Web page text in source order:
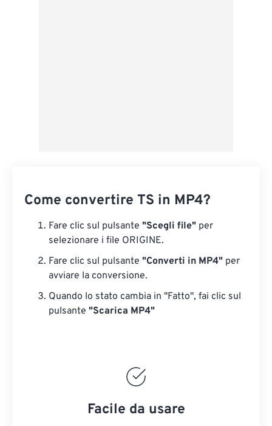
Come convertire TS in MP4?
Fare clic sul pulsante "Scegli file" per
selezionare i file ORIGINE.
Fare clic sul pulsante "Converti in MP4" per
avviare la conversione.
Quando lo stato cambia in "Fatto", fai clic sul
pulsante "Scarica MP4"
Facile da usare